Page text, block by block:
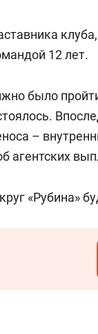
12 лет.
было
–
агентских
«Рубина»